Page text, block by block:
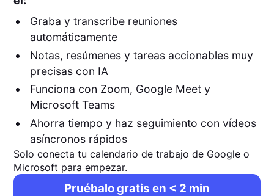
Graba y transcribe reuniones
automáticamente
Notas, resúmenes y tareas accionables muy
precisas con IA
Funciona con Zoom, Google Meet y
Microsoft Teams
Ahorra tiempo y haz seguimiento con vídeos
asíncronos rápidos
Solo conecta tu calendario de trabajo de Google o
Microsoft para empezar.
Pruébalo gratis en < 2 min